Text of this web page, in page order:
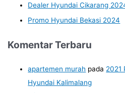
Dealer Hyundai Cikarang
Promo Hyundai Bekasi 2024
Komentar Terbaru
apartemen murah pada 2021
Hyundai Kalimalang